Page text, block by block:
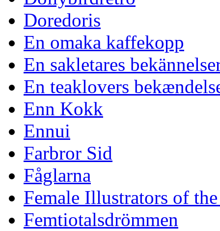
Doredoris
En omaka kaffekopp
En sakletares
En teaklovers
Enn Kokk
Ennui
Farbror Sid
Fåglarna
Female Illustrators of
Femtiotalsdrömmen